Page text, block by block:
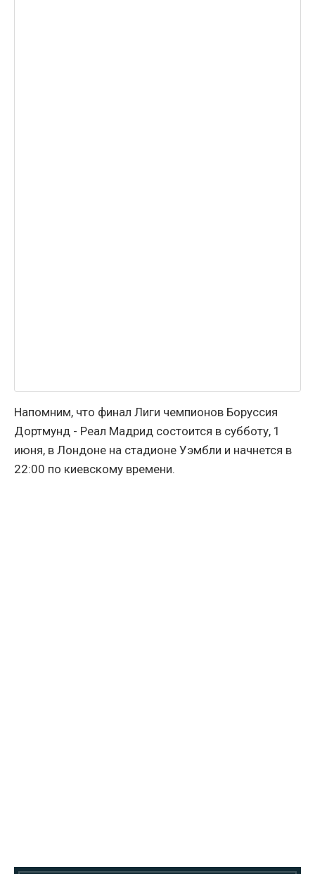
Напомним, что финал Лиги чемпионов Боруссия
Дортмунд - Реал Мадрид состоится в субботу, 1
июня, в Лондоне на стадионе Уэмбли и начнется в
22:00 по киевскому времени.